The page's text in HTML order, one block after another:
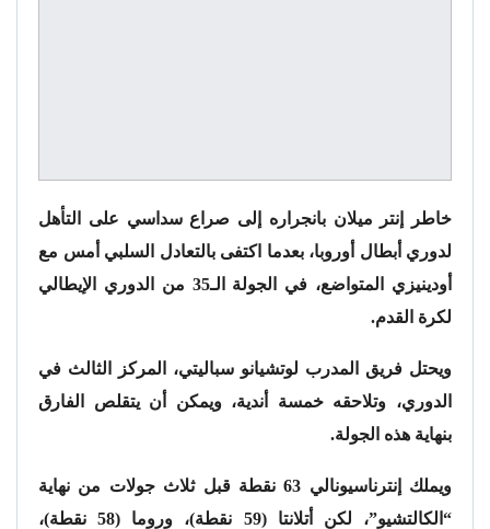
خاطر إنتر ميلان بانجراره إلى صراع سداسي على التأهل
لدوري أبطال أوروبا، بعدما اكتفى بالتعادل السلبي أمس مع
أودينيزي المتواضع، في الجولة الـ35 من الدوري الإيطالي
لكرة القدم.
ويحتل فريق المدرب لوتشيانو سباليتي، المركز الثالث في
الدوري، وتلاحقه خمسة أندية، ويمكن أن يتقلص الفارق
بنهاية هذه الجولة.
ويملك إنترناسيونالي 63 نقطة قبل ثلاث جولات من نهاية
“الكالتشيو”، لكن أتلانتا (59 نقطة)، وروما (58 نقطة)،